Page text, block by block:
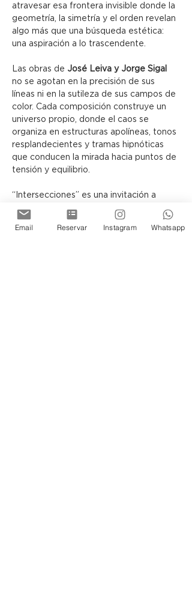
atravesar esa frontera invisible donde la
geometría, la simetría y el orden revelan
algo más que una búsqueda estética:
una aspiración a lo trascendente.
Las obras de José Leiva y Jorge Sigal
no se agotan en la precisión de sus
líneas ni en la sutileza de sus campos de
color. Cada composición construye un
universo propio, donde el caos se
organiza en estructuras apolíneas, tonos
resplandecientes y tramas hipnóticas
que conducen la mirada hacia puntos de
tensión y equilibrio.
“Intersecciones” es una invitación a
contemplar cómo, a través del lenguaje
abstracto, el lienzo puede
transformarse en una arquitectura
Email Reservar Instagram Whatsapp